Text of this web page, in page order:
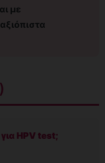
με
HPV test;